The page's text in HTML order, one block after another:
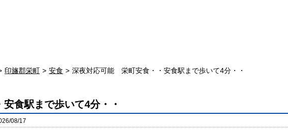
印旛郡栄町 安食 深夜対応可能 栄町安食・・安食駅まで歩いて4分・・
食駅まで歩いて4分・・
08/17